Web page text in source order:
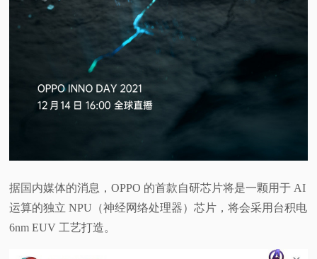
据国内媒体的消息，OPPO 的首款自研芯片将是一颗用于 AI
运算的独立 NPU（神经网络处理器）芯片，将会采用台积电
6nm EUV 工艺打造。